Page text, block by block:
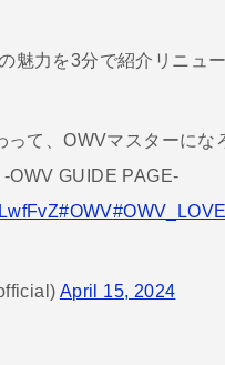
魅力を3分で紹介リニュ
て、OWVマスターにな
OWV GUIDE PAGE-
#OWV
April 15, 2024